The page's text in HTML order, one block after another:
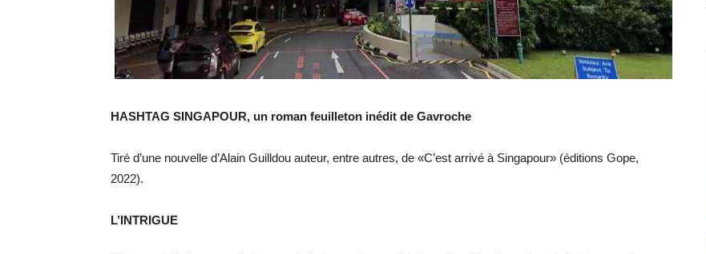
HASHTAG SINGAPOUR, un roman feuilleton inédit de Gavroche
Tiré d’une nouvelle d’Alain Guilldou auteur, entre autres, de «C’est arrivé à Singapour» (éditions Gope,
2022).
L’INTRIGUE